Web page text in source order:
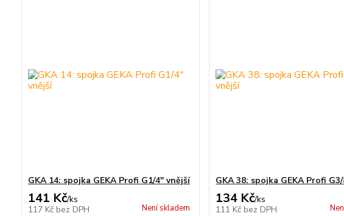
GKA 14: spojka GEKA Profi G1/4" vnější
141 Kč/ks
117 Kč bez DPH Není skladem
GKA 38: spojka GEKA Profi
134 Kč/ks
111 Kč bez DPH